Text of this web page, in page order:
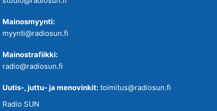
Mainosmyynti:
myynti@radiosun.fi
Mainostrafiikki:
radio@radiosun.fi
Uutis-, juttu- ja menovinkit: toimitus@radiosun.fi
Radio SUN